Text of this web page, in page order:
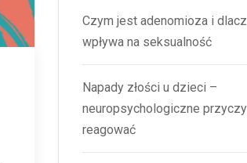
Czym jest adenomioza i
wpływa na seksualność
Napady złości u dzieci –
neuropsychologiczne
reagować